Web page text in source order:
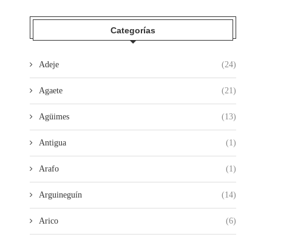
Categorías
Adeje (24)
Agaete (21)
Agüimes (13)
Antigua (1)
Arafo (1)
Arguineguín (14)
Arico (6)